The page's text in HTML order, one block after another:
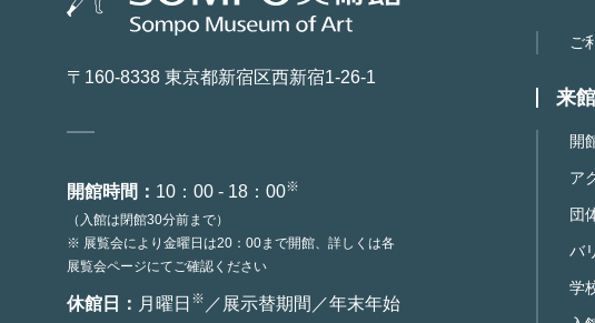
〒160-8338 東京都新宿区西新宿1-26-1
開館時間： 10：00 - 18：00※
（入館は閉館30分前まで）
※ 展覧会により金曜日は20：00まで開館、詳しくは各
展覧会ページにてご確認ください
休館日： 月曜日 ※ ／展示替期間／年末年始
ご
来
開
ア
団
バ
学